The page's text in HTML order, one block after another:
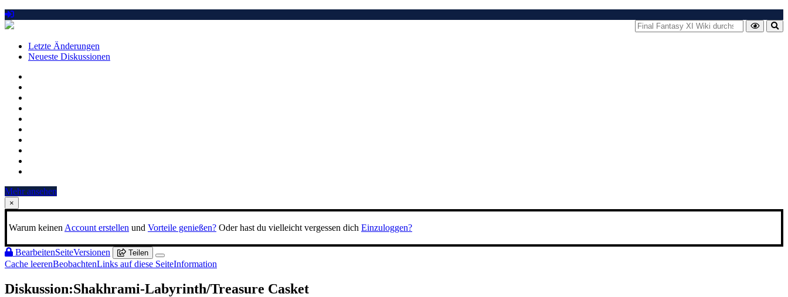
Letzte Änderungen
Neueste Diskussionen
Mehr ansehen
×
Warum keinen Account erstellen und Vorteile genießen? Oder hast du vielleicht vergessen dich Einzuloggen?
BearbeitenSeiteVersionen Teilen
Cache leerenBeobachtenLinks auf diese SeiteInformation
Diskussion:Shakhrami-Labyrinth/Treasure Casket